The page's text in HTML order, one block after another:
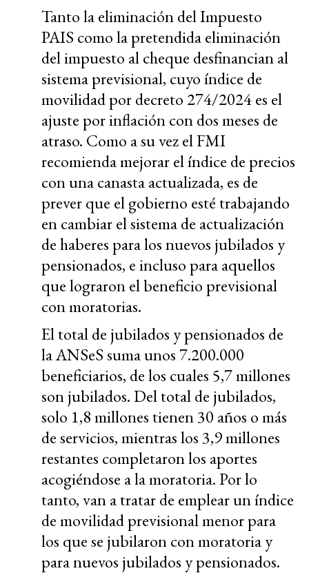
Tanto la eliminación del Impuesto
PAIS como la pretendida eliminación
del impuesto al cheque desfinancian al
sistema previsional, cuyo índice de
movilidad por decreto 274/2024 es el
ajuste por inflación con dos meses de
atraso. Como a su vez el FMI
recomienda mejorar el índice de precios
con una canasta actualizada, es de
prever que el gobierno esté trabajando
en cambiar el sistema de actualización
de haberes para los nuevos jubilados y
pensionados, e incluso para aquellos
que lograron el beneficio previsional
con moratorias.
El total de jubilados y pensionados de
la ANSeS suma unos 7.200.000
beneficiarios, de los cuales 5,7 millones
son jubilados. Del total de jubilados,
solo 1,8 millones tienen 30 años o más
de servicios, mientras los 3,9 millones
restantes completaron los aportes
acogiéndose a la moratoria. Por lo
tanto, van a tratar de emplear un índice
de movilidad previsional menor para
los que se jubilaron con moratoria y
para nuevos jubilados y pensionados.